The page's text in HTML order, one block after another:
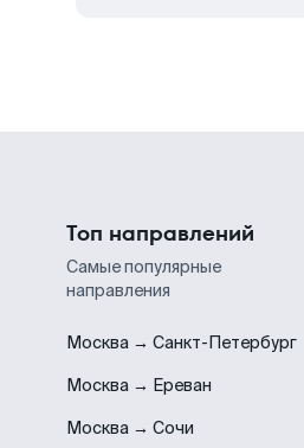
Топ направлений
Самые популярные
направления
Москва → Санкт-Петербург
Москва → Ереван
Москва → Сочи